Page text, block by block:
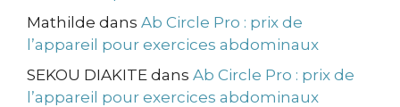
Mathilde dans Ab Circle Pro : prix de
l’appareil pour exercices abdominaux
SEKOU DIAKITE dans Ab Circle Pro : prix de
l’appareil pour exercices abdominaux